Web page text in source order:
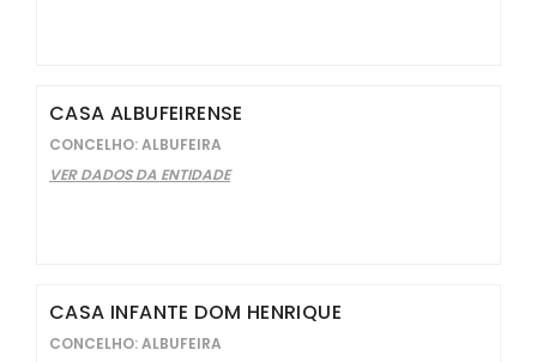
CASA ALBUFEIRENSE
CONCELHO: ALBUFEIRA
VER DADOS DA ENTIDADE
CASA INFANTE DOM HENRIQUE
CONCELHO: ALBUFEIRA